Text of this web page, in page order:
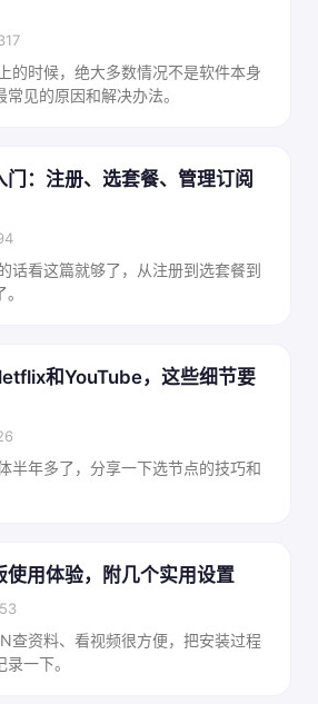
的时候，绝大多数情况不是软件本身
见的原因和解决办法。
：注册、选套餐、管理订阅
话看这篇就够了，从注册到选套餐到
和YouTube，这些细节要
半年多了，分享一下选节点的技巧和
使用体验，附几个实用设置
查资料、看视频很方便，把安装过程
一下。